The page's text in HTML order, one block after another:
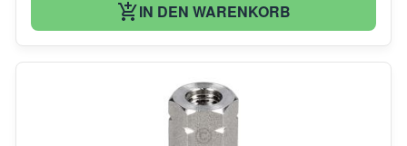
IN DEN WARENKORB